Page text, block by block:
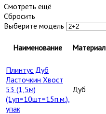
Смотреть ещё
Сбросить
Выберите модель
Наименование Материал
Плинтус Дуб
Ласточкин Хвост
53 (1,5м)
(1уп=10шт=15п.м.),
упак
Дуб